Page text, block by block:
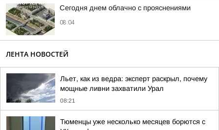
Сегодня днем облачно с прояснениями
08:04
ЛЕНТА НОВОСТЕЙ
Льет, как из ведра: эксперт раскрыл, почему
мощные ливни захватили Урал
08:21
Тюменцы уже несколько месяцев борются с